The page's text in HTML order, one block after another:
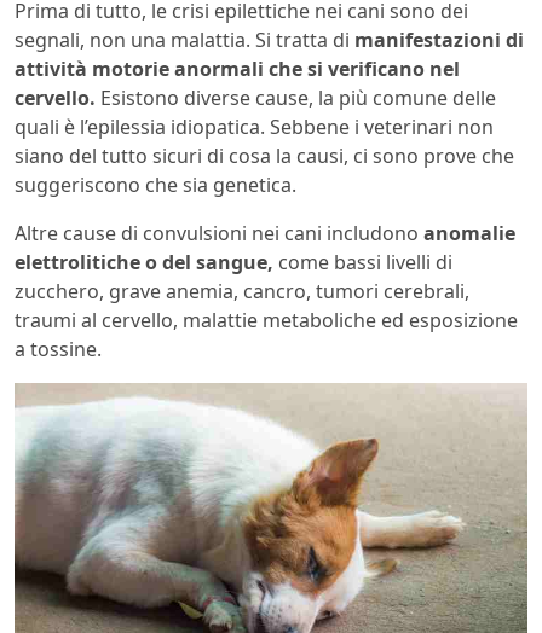
Prima di tutto, le crisi epilettiche nei cani sono dei
segnali, non una malattia. Si tratta di manifestazioni di
attività motorie anormali che si verificano nel
cervello. Esistono diverse cause, la più comune delle
quali è l’epilessia idiopatica. Sebbene i veterinari non
siano del tutto sicuri di cosa la causi, ci sono prove che
suggeriscono che sia genetica.
Altre cause di convulsioni nei cani includono anomalie
elettrolitiche o del sangue, come bassi livelli di
zucchero, grave anemia, cancro, tumori cerebrali,
traumi al cervello, malattie metaboliche ed esposizione
a tossine.